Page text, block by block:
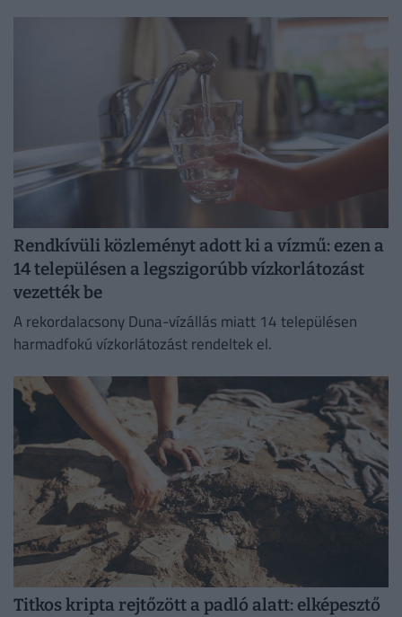
Rendkívüli közleményt adott ki a vízmű: ezen a
14 településen a legszigorúbb vízkorlátozást
vezették be
A rekordalacsony Duna-vízállás miatt 14 településen
harmadfokú vízkorlátozást rendeltek el.
Titkos kripta rejtőzött a padló alatt: elképesztő